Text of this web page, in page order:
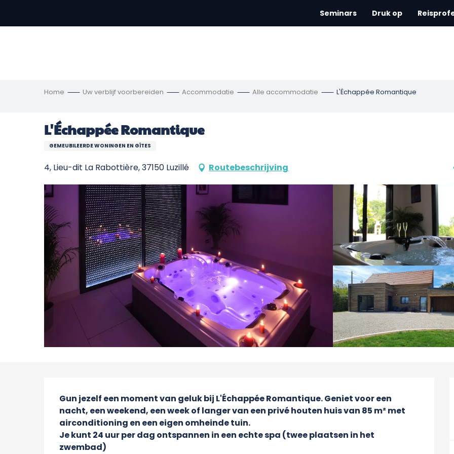
contenu
Seminars Druk op
Home Uw verblijf voorbereiden Accommodatie Alle accommodatie L'Échappée Romantique
L'Échappée Romantique
GEMEUBILEERDE WONINGEN EN GÎTES
4, Lieu-dit La Rabottière, 37150 Luzillé Routebeschrijving
Beschrijving
Gun jezelf een moment van geluk bij L'Échappée Romantique. Geniet voor een
nacht, een weekend, een week of langer van een privé houten huis van 85 m² met
airconditioning en een eigen omheinde tuin.
Je kunt 24 uur per dag ontspannen in een echte spa (twee plaatsen in het
zwembad)